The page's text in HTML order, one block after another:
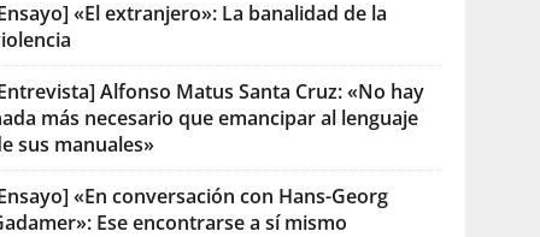
«El extranjero»: La banalidad de la
Alfonso Matus Santa Cruz: «No hay
más necesario que emancipar al lenguaje
sus manuales»
«En conversación con Hans-Georg
Ese encontrarse a sí mismo